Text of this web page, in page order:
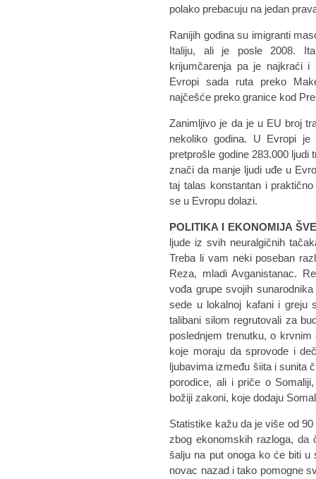
polako prebacuju na jedan
Ranijih godina su imigranti
Italiju, ali je posle 2008.
krijumčarenja pa je najkraći
Evropi sada ruta preko
najčešće preko granice kod
Zanimljivo je da je u EU broj
nekoliko godina. U Evropi
pretprošle godine 283.000 ljudi
znači da manje ljudi uđe u
taj talas konstantan i
se u Evropu dolazi.
POLITIKA I EKONOMIJA
ljude iz svih neuralgičnih
Treba li vam neki poseban
Reza, mladi Avganistanac.
vođa grupe svojih
sede u lokalnoj kafani i greju
talibani silom regrutovali za
poslednjem trenutku, o
koje moraju da sprovode i
ljubavima između šiita i sunita
porodice, ali i priče o
božiji zakoni, koje dodaju
Statistike kažu da je više od
zbog ekonomskih razloga, da
šalju na put onoga ko će biti u
novac nazad i tako pomogne